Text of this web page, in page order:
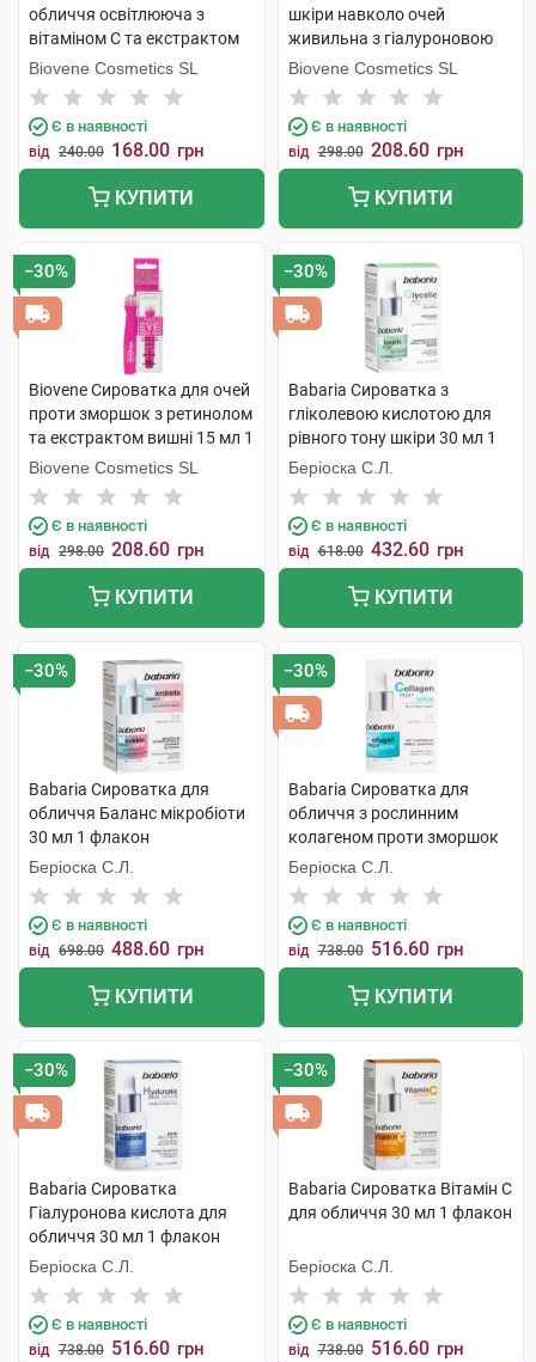
обличчя освітлююча з
вітаміном С та екстрактом
банана 10 мл 1 флакон
Biovene Cosmetics SL
Є в наявності
від 240.00 168.00 грн
КУПИТИ
шкіри навколо очей
живильна з гіалуроновою
кислотою та чорницею 15
мл 1 флакон
Biovene Cosmetics SL
Є в наявності
від 298.00 208.60 грн
КУПИТИ
−30%
Biovene Сироватка для очей
проти зморшок з ретинолом
та екстрактом вишні 15 мл 1
флакон
Biovene Cosmetics SL
Є в наявності
від 298.00 208.60 грн
КУПИТИ
−30%
Babaria Сироватка з
гліколевою кислотою для
рівного тону шкіри 30 мл 1
флакон
Беріоска С.Л.
Є в наявності
від 618.00 432.60 грн
КУПИТИ
−30%
Babaria Сироватка для
обличчя Баланс мікробіоти
30 мл 1 флакон
Беріоска С.Л.
Є в наявності
від 698.00 488.60 грн
КУПИТИ
−30%
Babaria Сироватка для
обличчя з рослинним
колагеном проти зморшок
30 мл 1 флакон
Беріоска С.Л.
Є в наявності
від 738.00 516.60 грн
КУПИТИ
−30%
Babaria Сироватка
Гіалуронова кислота для
обличчя 30 мл 1 флакон
Беріоска С.Л.
Є в наявності
від 738.00 516.60 грн
−30%
Babaria Сироватка Вітамін С
для обличчя 30 мл 1 флакон
Беріоска С.Л.
Є в наявності
від 738.00 516.60 грн